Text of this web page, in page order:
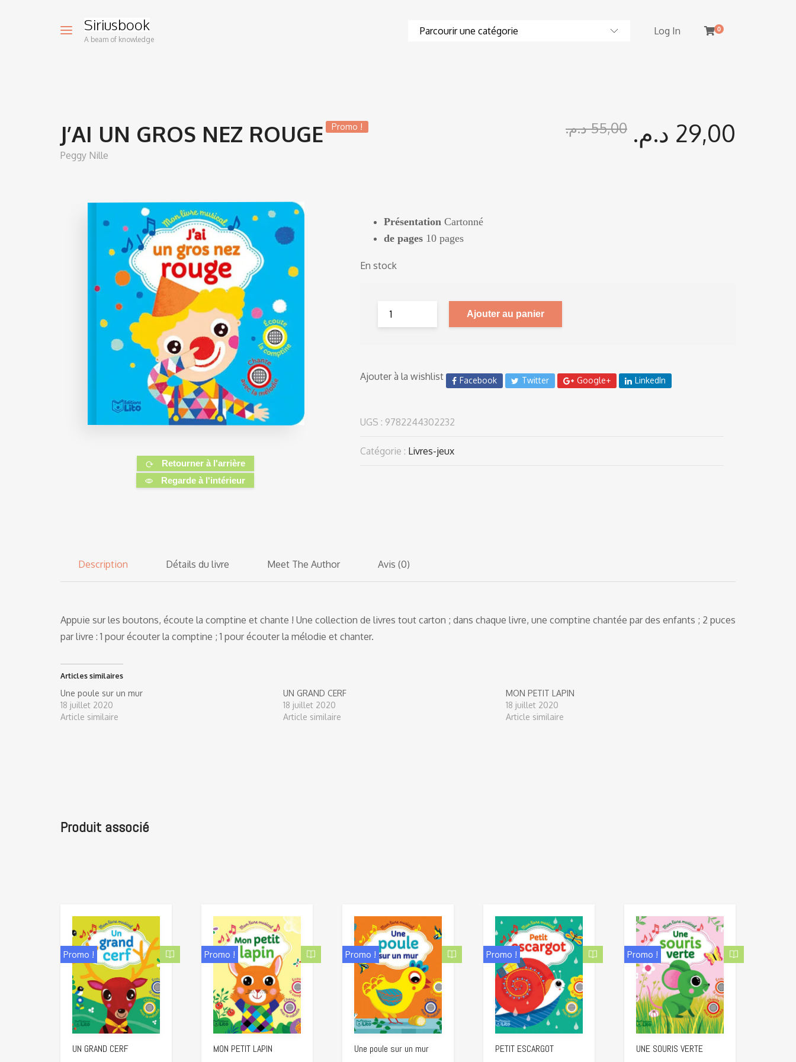
Siriusbook
A beam of knowledge
Log In 0
J’AI UN GROS NEZ ROUGE Promo !
Peggy Nille
55,00د.م. 29,00 د.م.
Retourner à l'arrière
Regarde à l'intérieur
Présentation Cartonné
de pages 10 pages
En stock
Ajouter au panier
Ajouter à la wishlist Facebook Twitter Google+ LinkedIn
UGS : 9782244302232
Catégorie : Livres-jeux
Description Détails du livre Meet The Author Avis (0)
Appuie sur les boutons, écoute la comptine et chante ! Une collection de livres tout carton ; dans chaque livre, une comptine chantée par des enfants ; 2 puces
par livre : 1 pour écouter la comptine ; 1 pour écouter la mélodie et chanter.
Articles similaires
Une poule sur un mur
18 juillet 2020
Article similaire
UN GRAND CERF
18 juillet 2020
Article similaire
MON PETIT LAPIN
18 juillet 2020
Article similaire
Produit associé
Promo !
UN GRAND CERF
Promo !
MON PETIT LAPIN
Promo !
Une poule sur un mur
Promo !
PETIT ESCARGOT
Promo !
UNE SOURIS VERTE